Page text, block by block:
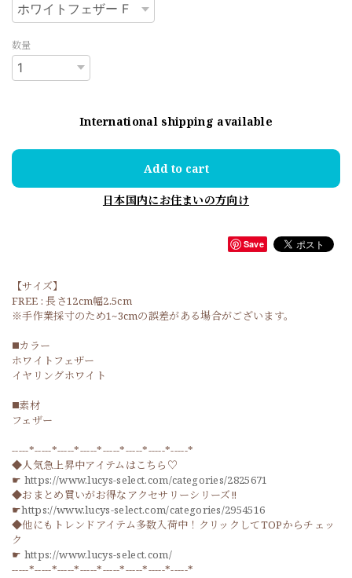
数量
International shipping available
Add to cart
日本国内にお住まいの方向け
Save
【サイズ】
FREE : 長さ12cm幅2.5cm
※手作業採寸のため1~3cmの誤差がある場合がございます。
◼️カラー
ホワイトフェザー
イヤリングホワイト
◼️素材
フェザー
-----*-----*-----*-----*-----*-----*-----*-----*
◆人気急上昇中アイテムはこちら♡
☛ https://www.lucys-select.com/categories/2825671
◆おまとめ買いがお得なアクセサリーシリーズ‼
☛https://www.lucys-select.com/categories/2954516
◆他にもトレンドアイテム多数入荷中！クリックしてTOPからチェッ
ク
☛ https://www.lucys-select.com/
-----*-----*-----*-----*-----*-----*-----*-----*